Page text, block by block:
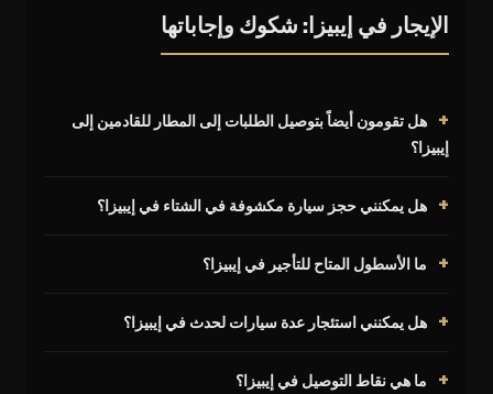
الإيجار في إيبيزا: شكوك وإجاباتها
هل تقومون أيضاً بتوصيل الطلبات إلى المطار للقادمين إلى
إيبيزا؟
هل يمكنني حجز سيارة مكشوفة في الشتاء في إيبيزا؟
ما الأسطول المتاح للتأجير في إيبيزا؟
هل يمكنني استئجار عدة سيارات لحدث في إيبيزا؟
ما هي نقاط التوصيل في إيبيزا؟